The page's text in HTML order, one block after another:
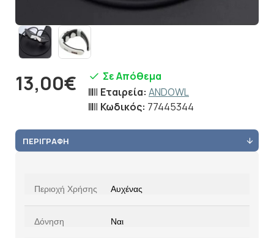
13,00€
Σε Απόθεμα
Εταιρεία: ANDOWL
Κωδικός: 77445344
ΠΕΡΙΓΡΑΦΉ
Περιοχή Χρήσης Αυχένας
Δόνηση Ναι